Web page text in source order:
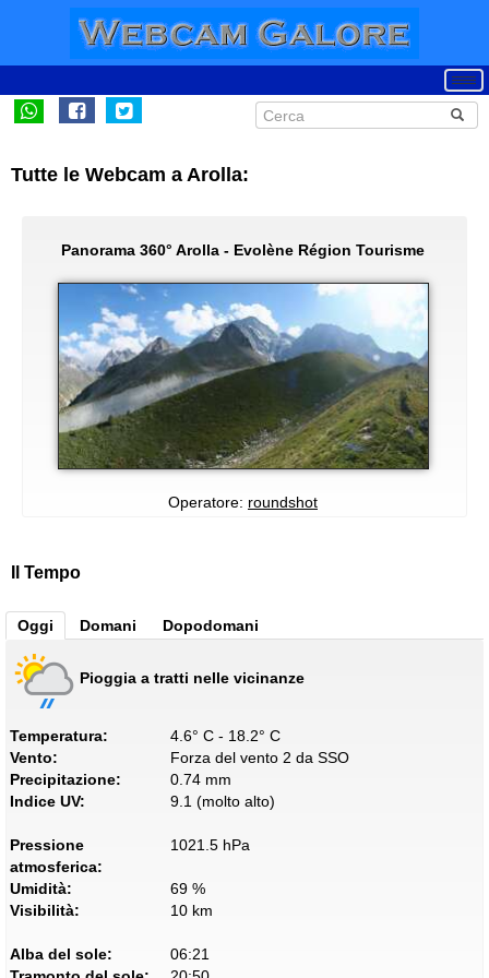
Tutte le Webcam a Arolla:
Panorama 360° Arolla - Evolène Région Tourisme
Operatore: roundshot
Il Tempo
Oggi Domani Dopodomani
Pioggia a tratti nelle vicinanze
Temperatura:
4.6° C - 18.2° C
Vento:
Forza del vento 2 da SSO
Precipitazione:
0.74 mm
Indice UV:
9.1 (molto alto)
Pressione
atmosferica:
1021.5 hPa
Umidità:
69 %
Visibilità:
10 km
Alba del sole:
06:21